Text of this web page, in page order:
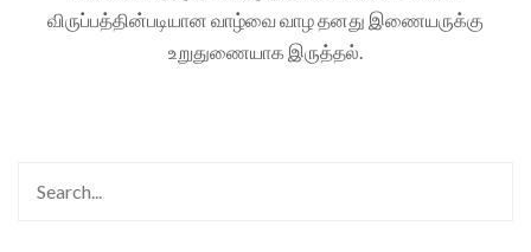
விருப்பத்தின்படியான வாழ்வை வாழ தனது இணையருக்கு
உறுதுணையாக இருத்தல்.